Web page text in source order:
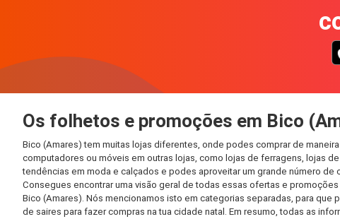
Os folhetos e promoções em Bico
Bico (Amares) tem muitas lojas diferentes, onde podes comprar de
computadores ou móveis em outras lojas, como lojas de ferragens, lojas
tendências em moda e calçados e podes aproveitar um grande número
Consegues encontrar uma visão geral de todas essas ofertas e
Bico (Amares). Nós mencionamos isto em categorias separadas, para
de saires para fazer compras na tua cidade natal. Em resumo, todas as